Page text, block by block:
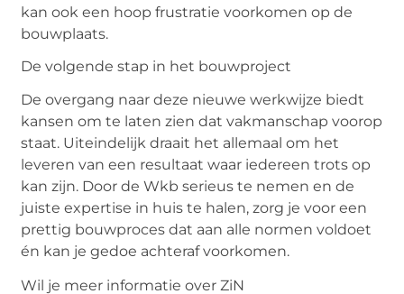
kan ook een hoop frustratie voorkomen op de
bouwplaats.
De volgende stap in het bouwproject
De overgang naar deze nieuwe werkwijze biedt
kansen om te laten zien dat vakmanschap voorop
staat. Uiteindelijk draait het allemaal om het
leveren van een resultaat waar iedereen trots op
kan zijn. Door de Wkb serieus te nemen en de
juiste expertise in huis te halen, zorg je voor een
prettig bouwproces dat aan alle normen voldoet
én kan je gedoe achteraf voorkomen.
Wil je meer informatie over ZiN